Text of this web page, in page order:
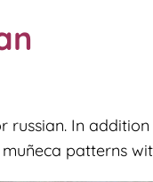
russian. In
patterns